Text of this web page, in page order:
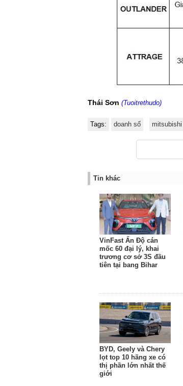
Thái Sơn (Tuoitrethudo)
Tags: doanh số mitsubishi
Tin khác
VinFast Ấn Độ cán
mốc 60 đại lý, khai
trương cơ sở 3S đầu
tiên tại bang Bihar
BYD, Geely và Chery
lọt top 10 hãng xe có
thị phần lớn nhất thế
giới